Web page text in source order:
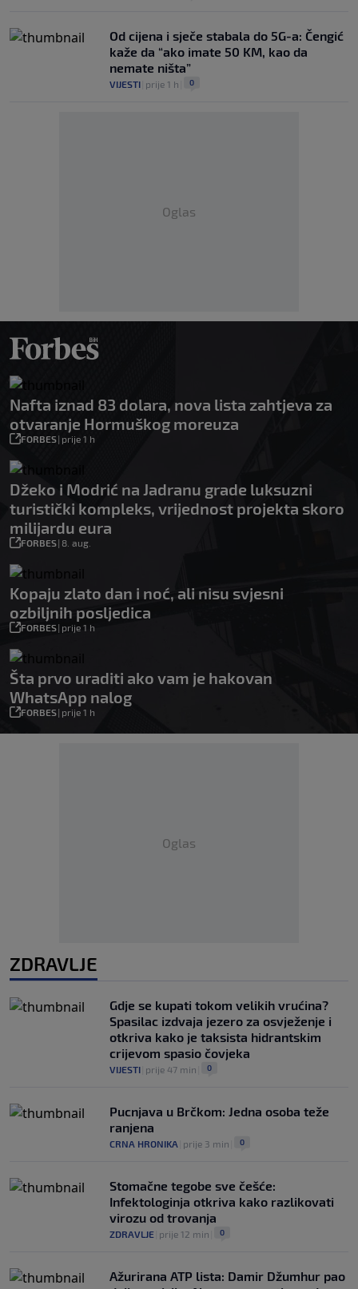
Od cijena i sječe stabala do 5G-a: Čengić
kaže da “ako imate 50 KM, kao da
nemate ništa”
VIJESTI prije 1 h 0
Oglas
Nafta iznad 83 dolara, nova lista zahtjeva za
otvaranje Hormuškog moreuza
FORBES| prije 1 h
Džeko i Modrić na Jadranu grade luksuzni
turistički kompleks, vrijednost projekta skoro
milijardu eura
FORBES| 8. aug.
Kopaju zlato dan i noć, ali nisu svjesni
ozbiljnih posljedica
FORBES| prije 1 h
Šta prvo uraditi ako vam je hakovan
WhatsApp nalog
FORBES| prije 1 h
Oglas
ZDRAVLJE
Gdje se kupati tokom velikih vrućina?
Spasilac izdvaja jezero za osvježenje i
otkriva kako je taksista hidrantskim
crijevom spasio čovjeka
VIJESTI prije 47 min 0
Pucnjava u Brčkom: Jedna osoba teže
ranjena
CRNA HRONIKA prije 3 min 0
Stomačne tegobe sve češće:
Infektologinja otkriva kako razlikovati
virozu od trovanja
ZDRAVLJE prije 12 min 0
Ažurirana ATP lista: Damir Džumhur pao